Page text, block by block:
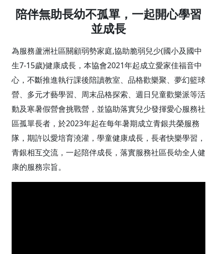
陪伴無助長幼不孤單，一起開心學習
並成長
為服務蘆洲社區關顧弱勢家庭,協助脆弱兒少(國小及國中
生7-15歲)健康成長，本協會2021年起成立愛家佳福音中
心，不斷推進執行課後陪讀教室、品格歡樂聚、夢幻籃球
營、多元才藝學習、周末品格探索、週日兒童歡樂派等活
動及寒暑假營會挑戰營，並協助落實兒少發揮愛心服務社
區孤單長者，於2023年起在每年暑期成立青銀共榮服務
隊，期許以愛培育澆灌，學童健康成長，長者快樂學習，
青銀相互交流，一起陪伴成長，落實服務社區長幼全人健
康的服務宗旨。